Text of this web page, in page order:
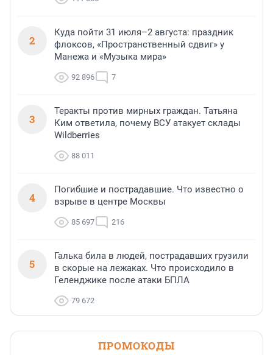
2
Куда пойти 31 июля–2 августа: праздник
флоксов, «Пространственный сдвиг» у
Манежа и «Музыка мира»
92 896 7
3
Теракты против мирных граждан. Татьяна
Ким ответила, почему ВСУ атакует склады
Wildberries
88 011
4
Погибшие и пострадавшие. Что известно о
взрыве в центре Москвы
85 697 216
5
Галька била в людей, пострадавших грузили
в скорые на лежаках. Что происходило в
Геленджике после атаки БПЛА
79 672
ПРОМОКОДЫ